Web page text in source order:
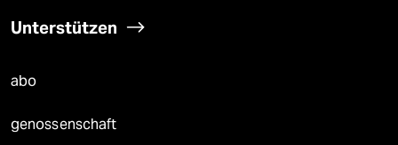
Unterstützen
abo
genossenschaft